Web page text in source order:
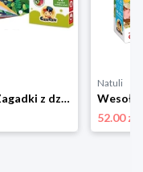
CzuCzu. Zagadki z dziurką dla dzieci 4+ Czuczu
Natuli
52.00 zł